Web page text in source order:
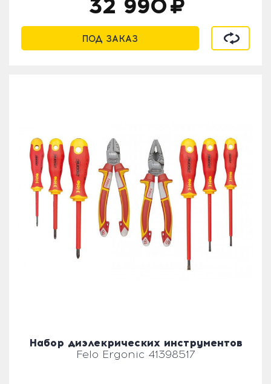
32 990
ПОД ЗАКАЗ В
Набор диэлекрических инструментов
Felo Ergonic 41398517